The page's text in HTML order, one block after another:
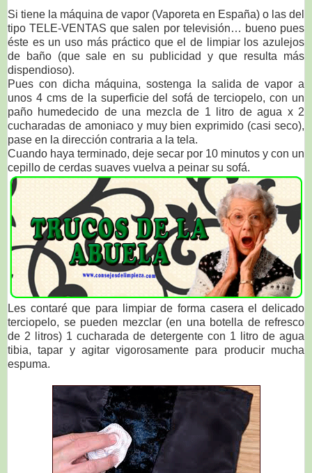
Si tiene la máquina de vapor (Vaporeta en España) o las del
tipo TELE-VENTAS que salen por televisión… bueno pues
éste es un uso más práctico que el de limpiar los azulejos
de baño (que sale en su publicidad y que resulta más
dispendioso).
Pues con dicha máquina, sostenga la salida de vapor a
unos 4 cms de la superficie del sofá de terciopelo, con un
paño humedecido de una mezcla de 1 litro de agua x 2
cucharadas de amoniaco y muy bien exprimido (casi seco),
pase en la dirección contraria a la tela.
Cuando haya terminado, deje secar por 10 minutos y con un
cepillo de cerdas suaves vuelva a peinar su sofá.
Les contaré que para limpiar de forma casera el delicado
terciopelo, se pueden mezclar (en una botella de refresco
de 2 litros) 1 cucharada de detergente con 1 litro de agua
tibia, tapar y agitar vigorosamente para producir mucha
espuma.